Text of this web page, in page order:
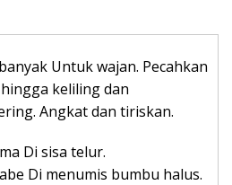
Untuk wajan. Pecahkan
keliling dan
Angkat dan tiriskan.
Di sisa telur.
Di menumis bumbu halus.